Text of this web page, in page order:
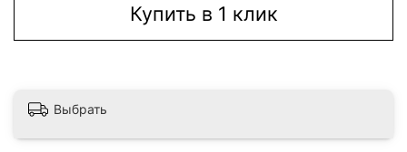
Купить в 1 клик
Выбрать